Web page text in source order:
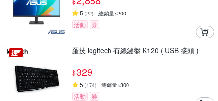
5 (22) 總銷量>200
活動 券
羅技 logitech 有線鍵盤 K120 ( USB 接頭 )
$329
5 (174) 總銷量>300
活動 券